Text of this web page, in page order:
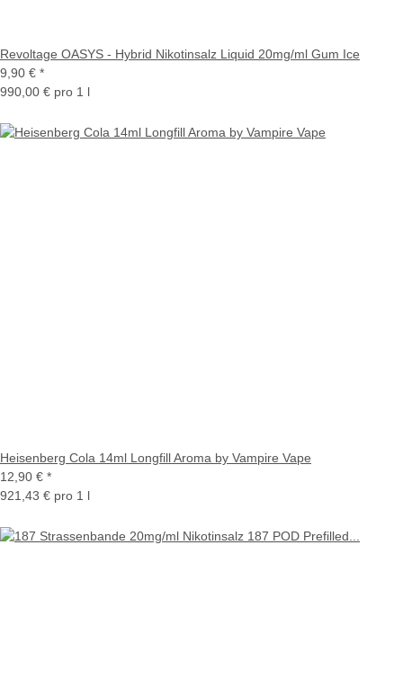
Revoltage OASYS - Hybrid Nikotinsalz Liquid 20mg/ml Gum Ice
9,90 € *
990,00 € pro 1 l
Heisenberg Cola 14ml Longfill Aroma by Vampire Vape
12,90 € *
921,43 € pro 1 l